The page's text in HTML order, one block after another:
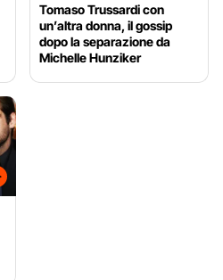
Tomaso Trussardi con
un’altra donna, il gossip
dopo la separazione da
Michelle Hunziker